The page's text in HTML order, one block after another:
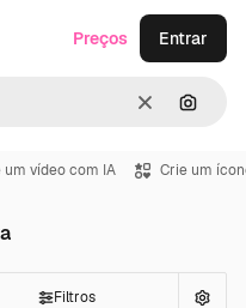
Limpar
Preços Entrar
um vídeo com IA Crie um
Filtros